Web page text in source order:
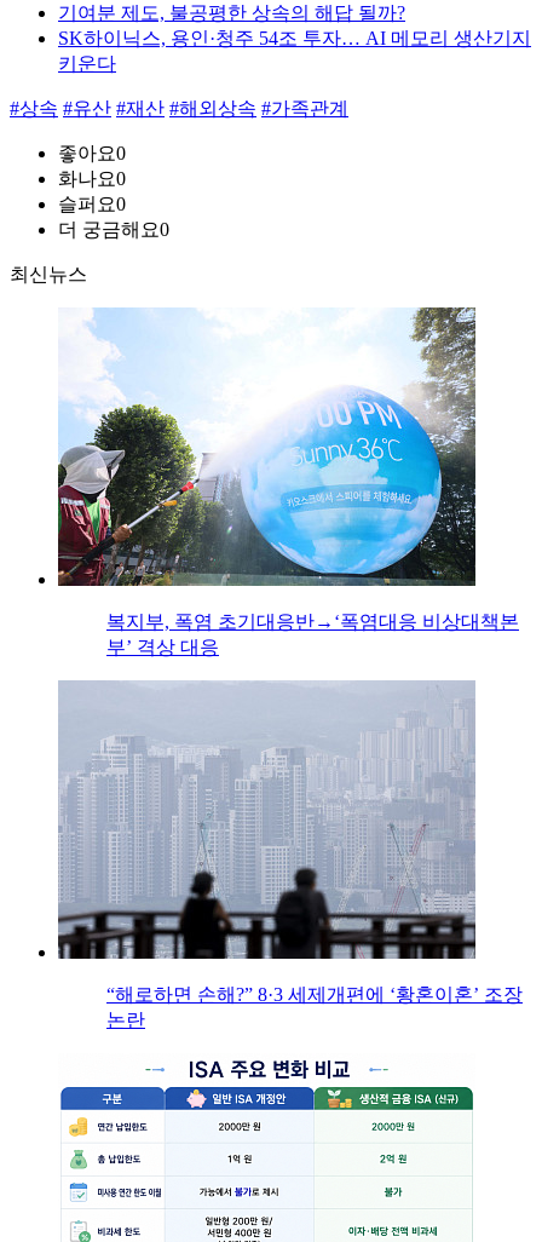
기여분 제도, 불공평한 상속의 해답 될까?
SK하이닉스, 용인·청주 54조 투자… AI 메모리 생산기지
키운다
#상속 #유산 #재산 #해외상속 #가족관계
좋아요0
화나요0
슬퍼요0
더 궁금해요0
최신뉴스
복지부, 폭염 초기대응반→‘폭염대응 비상대책본
부’ 격상 대응
“해로하면 손해?” 8·3 세제개편에 ‘황혼이혼’ 조장
논란